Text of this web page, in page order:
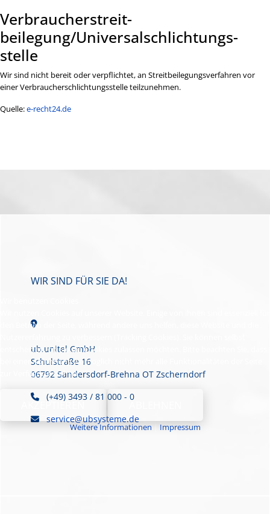
Verbraucher­streit­
beilegung/Universal­schlichtungs­
stelle
Wir sind nicht bereit oder verpflichtet, an Streitbeilegungsverfahren vor
einer Verbraucherschlichtungsstelle teilzunehmen.
Quelle:e-recht24.de
WIR SIND FÜR SIE DA!
ub.unitel GmbH
Schulstraße 16
06792 Sandersdorf-Brehna OT Zscherndorf
(+49) 3493 / 81 000 - 0
service@ubsysteme.de
den Betrieb der Seite, während andere uns helfen, diese Website und die
entscheiden, ob Sie die Cookies zulassen möchten. Bitte beachten Sie, dass
bei einer Ablehnung womöglich nicht mehr alle Funktionalitäten der Seite
zur Verfügung stehen.
AKZEPTIEREN
Weitere Informationen | Impressum